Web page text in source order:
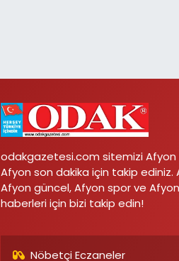
odakgazetesi.com sitemizi Afyon
Afyon son dakika için takip ediniz.
Afyon güncel, Afyon spor ve
haberleri için bizi takip edin!
Nöbetçi Eczaneler